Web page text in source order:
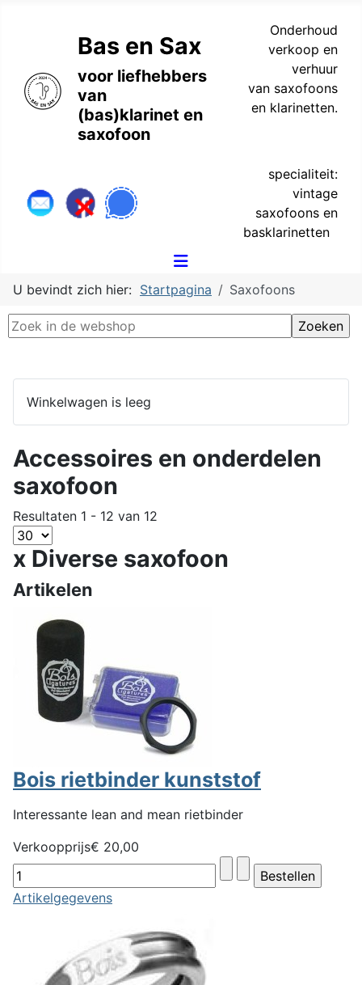
Bas en Sax
voor liefhebbers
van
(bas)klarinet en
saxofoon
Onderhoud
verkoop en
verhuur
van saxofoons
en klarinetten.
specialiteit:
vintage
saxofoons en
basklarinetten
U bevindt zich hier: Startpagina Saxofoons
Winkelwagen is leeg
Accessoires en onderdelen
saxofoon
Resultaten 1 - 12 van 12
x Diverse saxofoon
Artikelen
Bois rietbinder kunststof
Interessante lean and mean rietbinder
Verkoopprijs€ 20,00
Artikelgegevens